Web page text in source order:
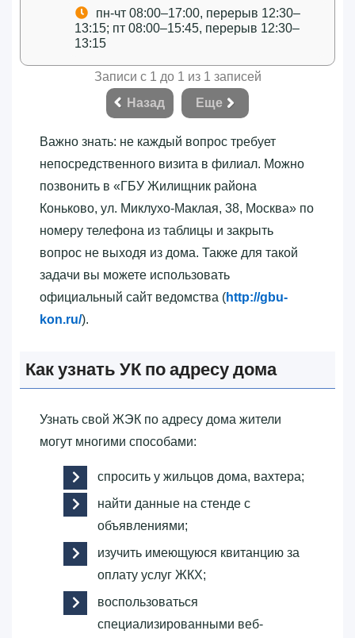
пн-чт 08:00–17:00, перерыв 12:30–
13:15; пт 08:00–15:45, перерыв 12:30–
13:15
Записи с 1 до 1 из 1 записей
Назад
Еще
Важно знать: не каждый вопрос требует
непосредственного визита в филиал. Можно
позвонить в «‎ГБУ Жилищник района
Коньково, ул. Миклухо-Маклая, 38, Москва»‎ по
номеру телефона из таблицы и закрыть
вопрос не выходя из дома. Также для такой
задачи вы можете использовать
официальный сайт ведомства (http://gbu-
kon.ru/).
Как узнать УК по адресу дома
Узнать свой ЖЭК по адресу дома жители
могут многими способами:
спросить у жильцов дома, вахтера;
найти данные на стенде с
объявлениями;
изучить имеющуюся квитанцию за
оплату услуг ЖКХ;
воспользоваться
специализированными веб-